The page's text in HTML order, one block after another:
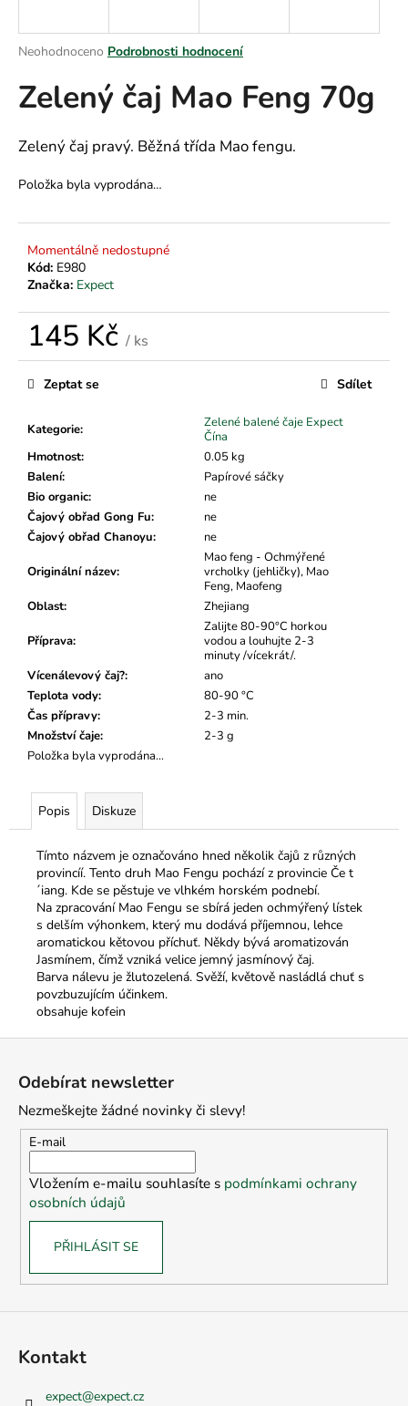
Průměrné
produktu
je
z
5
Neohodnoceno Podrobnosti hodnocení
Zelený čaj Mao Feng 70g
Zelený čaj pravý. Běžná třída Mao fengu.
Položka byla vyprodána…
Momentálně nedostupné
Kód: E980
Značka: Expect
145 Kč / ks
Měrná
cena:
Kategorie:
Zelené balené čaje Expect
Čína
Hmotnost:
0.05 kg
Balení:
Papírové sáčky
Bio organic:
ne
Čajový obřad Gong Fu:
ne
Čajový obřad Chanoyu: ne
Originální název:
Mao feng - Ochmýřené
vrcholky (jehličky), Mao
Feng, Maofeng
Oblast: Zhejiang
Příprava:
Zalijte 80-90°C horkou
vodou a louhujte 2-3
minuty /vícekrát/.
Vícenálevový čaj?:
ano
Teplota vody:
80-90 °C
Čas přípravy:
2-3 min.
Množství čaje:
2-3 g
Položka byla vyprodána…
Zeptat se Sdílet
Popis Diskuze
Tímto názvem je označováno hned několik čajů z různých
provincíí. Tento druh Mao Fengu pochází z provincie Če t
´iang. Kde se pěstuje ve vlhkém horském podnebí.
Na zpracování Mao Fengu se sbírá jeden ochmýřený lístek
s delším výhonkem, který mu dodává příjemnou, lehce
aromatickou kětovou příchuť. Někdy bývá aromatizován
Jasmínem, čímž vzniká velice jemný jasmínový čaj.
Barva nálevu je žlutozelená. Svěží, květově nasládlá chuť s
povzbuzujícím účinkem.
obsahuje kofein
j
t
D
o
u
u
m
e
Odebírat newsletter
Nezmeškejte žádné novinky či slevy!
E-mail
Vložením e-mailu souhlasíte s podmínkami ochrany
osobních údajů
PŘIHLÁSIT SE
Kontakt
expect@expect.cz